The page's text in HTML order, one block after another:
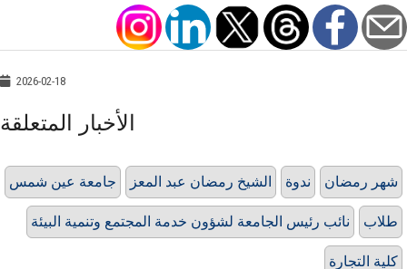
2026-02-18
الأخبار المتعلقة
جامعة عين شمس الشيخ رمضان عبد المعز ندوة شهر رمضان
نائب رئيس الجامعة لشؤون خدمة المجتمع وتنمية البيئة طلاب
كلية التجارة